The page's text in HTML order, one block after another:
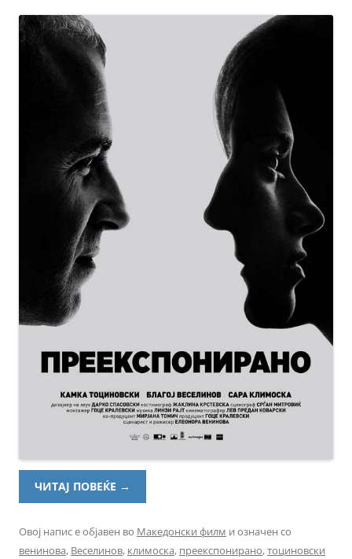
ЧИТАЈ ПОВЕЌЕ →
Овој напис е објавен во Македонски филм и означен со
венинова, Веселинов, климоска, преекспонирано,тоциновски